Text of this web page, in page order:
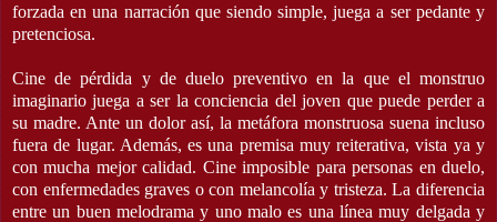
forzada en una narración que siendo simple, juega a ser pedante y
pretenciosa.
Cine de pérdida y de duelo preventivo en la que el monstruo
imaginario juega a ser la conciencia del joven que puede perder a
su madre. Ante un dolor así, la metáfora monstruosa suena incluso
fuera de lugar. Además, es una premisa muy reiterativa, vista ya y
con mucha mejor calidad. Cine imposible para personas en duelo,
con enfermedades graves o con melancolía y tristeza. La diferencia
entre un buen melodrama y uno malo es una línea muy delgada y